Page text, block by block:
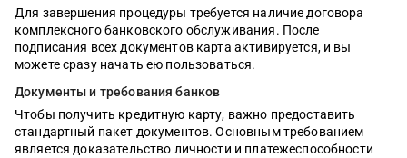
Для завершения процедуры требуется наличие договора
комплексного банковского обслуживания. После
подписания всех документов карта активируется, и вы
можете сразу начать ею пользоваться.
Документы и требования банков
Чтобы получить кредитную карту, важно предоставить
стандартный пакет документов. Основным требованием
является доказательство личности и платежеспособности